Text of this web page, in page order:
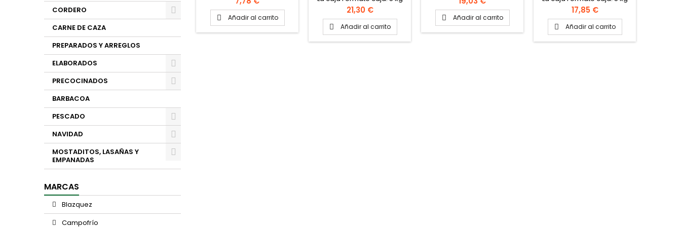
CORDERO
CARNE DE CAZA
PREPARADOS Y ARREGLOS
ELABORADOS
PRECOCINADOS
BARBACOA
PESCADO
NAVIDAD
MOSTADITOS, LASAÑAS Y
EMPANADAS
MARCAS
Blazquez
Campofrío
La bandeja Formato
bandeja: Cuatro
codornices
 Añadir al carrito
aproximadamente
Precio
21,30 €
 Añadir al carrito
 Añadir al carrito
aproximadamente
Precio
17,85 €
 Añadir al carrito